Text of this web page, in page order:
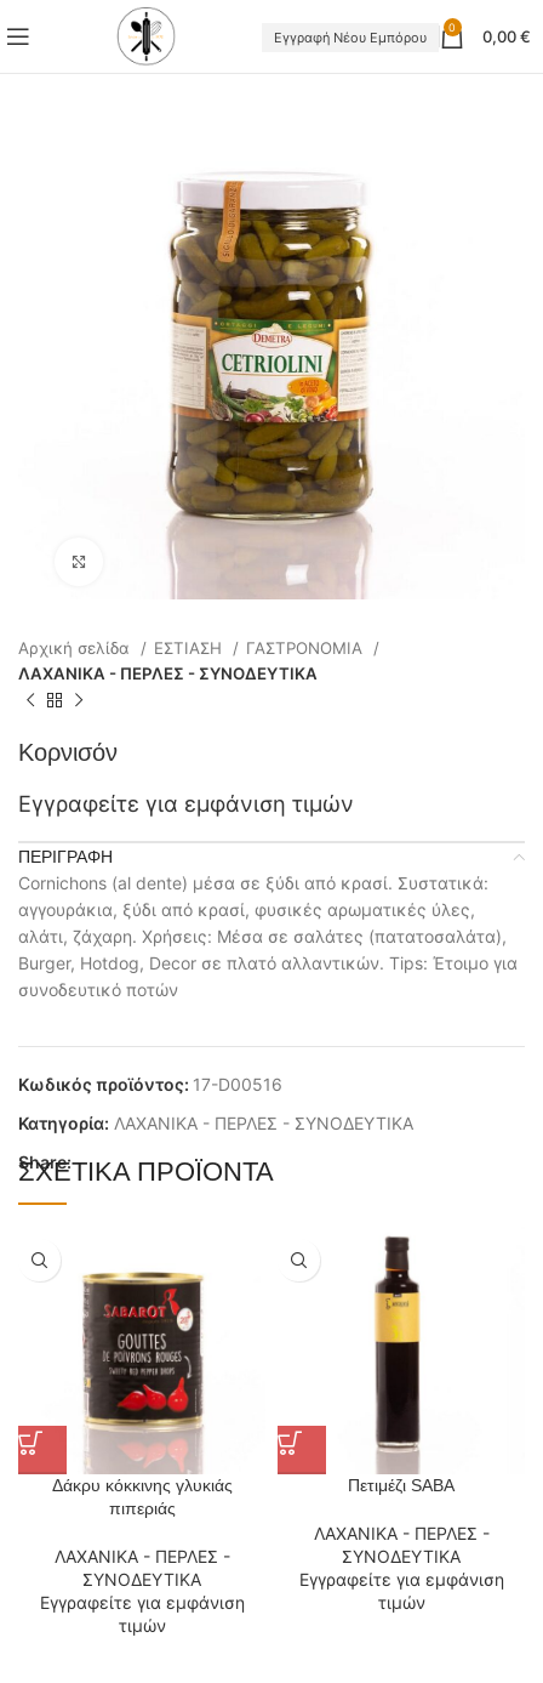
Εγγραφή Νέου Εμπόρου
0 0,00€
Click to enlarge
Αρχική σελίδα ΕΣΤΙΑΣΗ
ΓΑΣΤΡΟΝΟΜΙΑ
ΛΑΧΑΝΙΚΑ - ΠΕΡΛΕΣ - ΣΥΝΟΔΕΥΤΙΚΑ
Κορνισόν
Εγγραφείτε για εμφάνιση τιμών
ΠΕΡΙΓΡΑΦΉ
Cornichons (al dente) μέσα σε ξύδι από κρασί. Συστατικά:
αγγουράκια, ξύδι από κρασί, φυσικές αρωματικές ύλες,
αλάτι, ζάχαρη. Χρήσεις: Μέσα σε σαλάτες (πατατοσαλάτα),
Burger, Hotdog, Decor σε πλατό αλλαντικών. Tips: Έτοιμο για
συνοδευτικό ποτών
Κωδικός προϊόντος: 17-D00516
Κατηγορία: ΛΑΧΑΝΙΚΑ - ΠΕΡΛΕΣ - ΣΥΝΟΔΕΥΤΙΚΑ
Share:
ΣΧΕΤΙΚΆ ΠΡΟΪΌΝΤΑ
Δάκρυ κόκκινης γλυκιάς
πιπεριάς
ΛΑΧΑΝΙΚΑ - ΠΕΡΛΕΣ -
ΣΥΝΟΔΕΥΤΙΚΑ
Εγγραφείτε για εμφάνιση
τιμών
Πετιμέζι SABA
ΛΑΧΑΝΙΚΑ - ΠΕΡΛΕΣ -
ΣΥΝΟΔΕΥΤΙΚΑ
Εγγραφείτε για εμφάνιση
τιμών